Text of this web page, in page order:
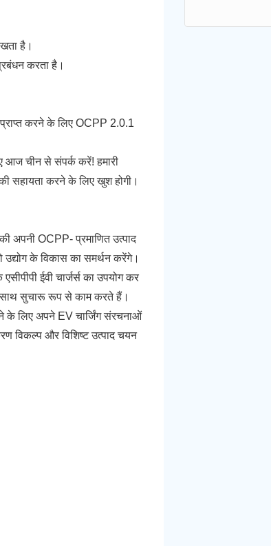
है।
करता है।
प्राप्त करने के लिए OCPP 2.0.1
आज चीन से संपर्क करें! हमारी
सहायता करने के लिए खुश होगी।
अपनी OCPP- प्रमाणित उत्पाद
के विकास का समर्थन करेंगे।
ईवी चार्जर्स का उपयोग कर
साथ सुचारू रूप से काम करते हैं।
के लिए अपने EV चार्जिंग संरचनाओं
विकल्प और विशिष्ट उत्पाद चयन